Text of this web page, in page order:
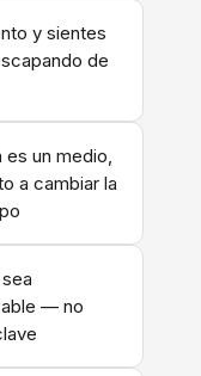
y sientes
de
es un medio,
a cambiar la
— no